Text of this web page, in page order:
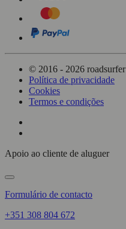
© 2016 - 2026 roadsurfer
Política de privacidade
Cookies
Termos e condições
Apoio ao cliente de aluguer
Formulário de contacto
+351 308 804 672